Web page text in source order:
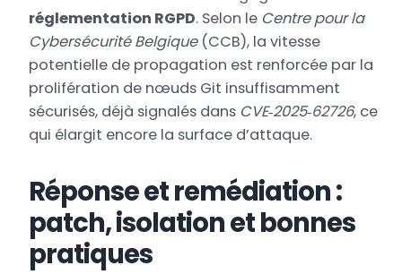
réglementation RGPD. Selon le Centre pour la
Cybersécurité Belgique(CCB), la vitesse
potentielle de propagation est renforcée par la
prolifération de nœuds Git insuffisamment
sécurisés, déjà signalés dans CVE‑2025‑62726, ce
qui élargit encore la surface d’attaque.
Réponse et remédiation :
patch, isolation et bonnes
pratiques